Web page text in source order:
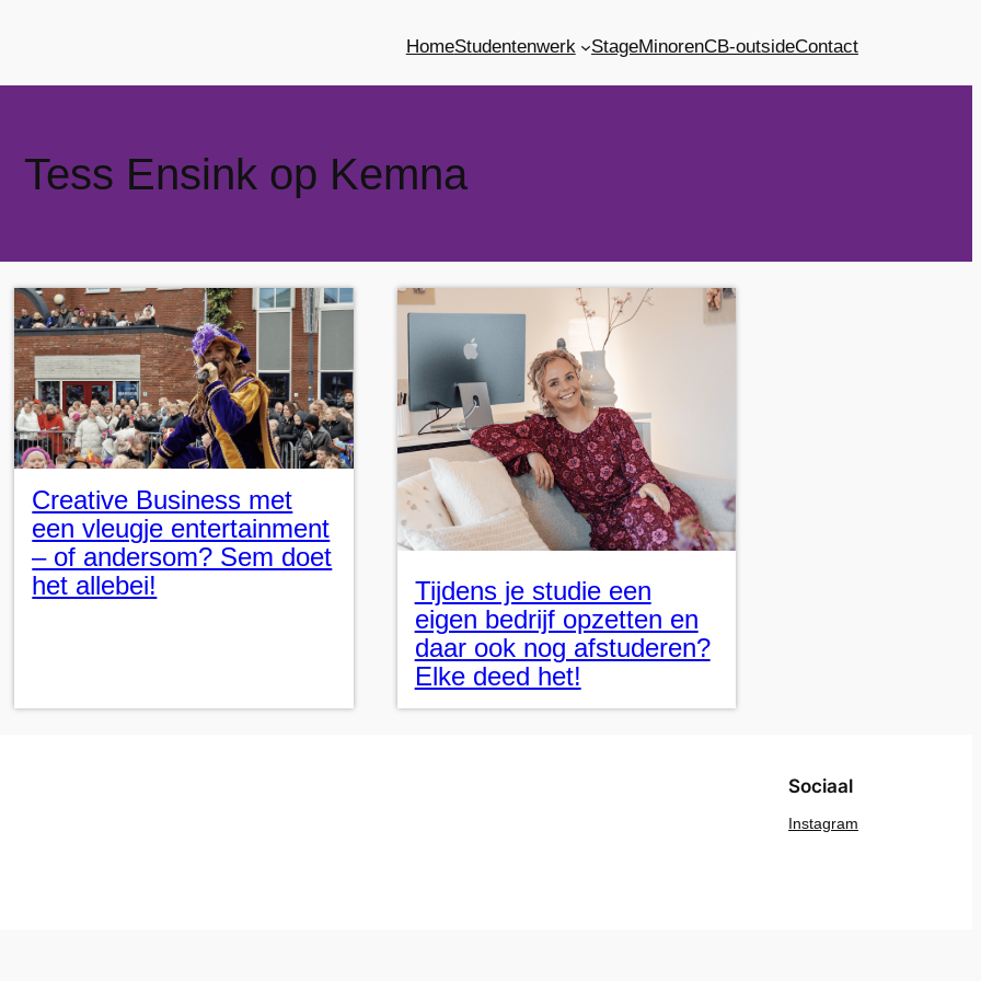
HomeStudentenwerk StageMinorenCB-outsideContact
Tess Ensink op Kemna
Creative Business met
een vleugje entertainment
– of andersom? Sem doet
het allebei!
Tijdens je studie een
eigen bedrijf opzetten en
daar ook nog afstuderen?
Elke deed het!
Sociaal
Instagram